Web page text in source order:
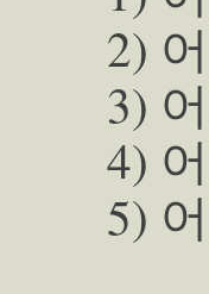
2)
3)
4)
5)